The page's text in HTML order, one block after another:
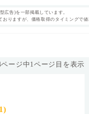
近視
13.8mm
ラー
ーブ(BC)
広告)を一部掲載しています。
おりますが、価格取得のタイミングで
ページ中1ページ目を表示